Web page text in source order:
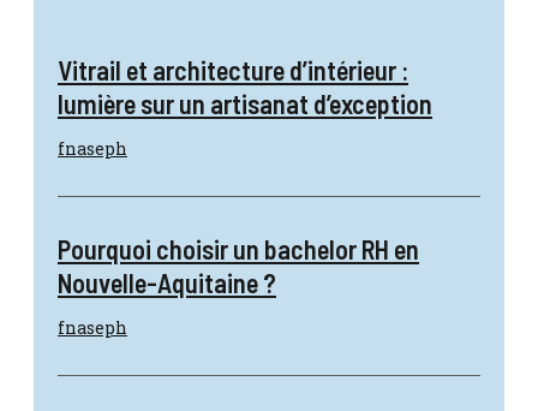
Vitrail et architecture d’intérieur :
lumière sur un artisanat d’exception
fnaseph
Pourquoi choisir un bachelor RH en
Nouvelle-Aquitaine ?
fnaseph